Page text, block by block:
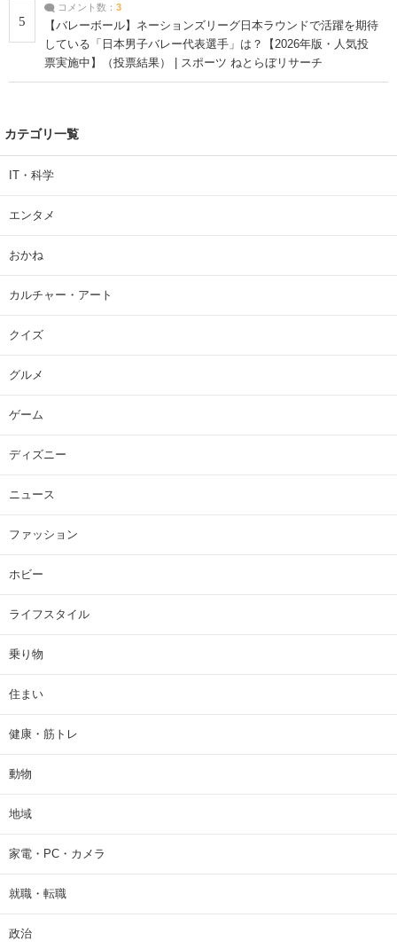
5
コメント数： 3
【バレーボール】ネーションズリーグ日本ラウンドで活躍を期待
している「日本男子バレー代表選手」は？【2026年版・人気投
票実施中】（投票結果） | スポーツ ねとらぼリサーチ
カテゴリ一覧
IT・科学
エンタメ
おかね
カルチャー・アート
クイズ
グルメ
ゲーム
ディズニー
ニュース
ファッション
ホビー
ライフスタイル
乗り物
住まい
健康・筋トレ
動物
地域
家電・PC・カメラ
就職・転職
政治